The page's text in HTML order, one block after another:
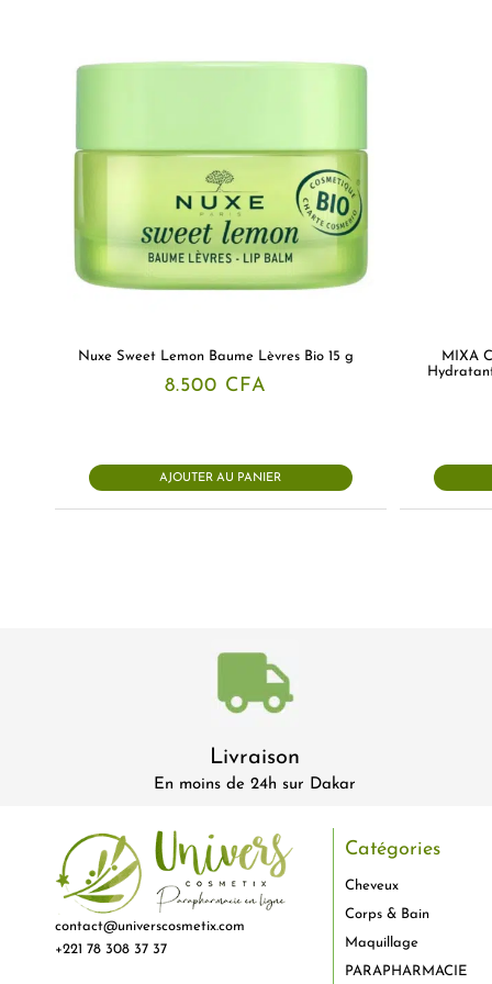
Nuxe Sweet Lemon Baume Lèvres Bio 15 g
8.500 CFA
AJOUTER AU PANIER
MIXA
Livraison
En moins de 24h sur Dakar
contact@universcosmetix.com
+221 78 308 37 37
Catégories
Cheveux
Corps & Bain
Maquillage
PARAPHARMACIE